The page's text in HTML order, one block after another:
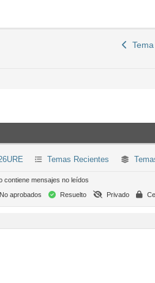
Temas Recientes
contiene mensajes no leídos
No aprobados Resuelto Privado